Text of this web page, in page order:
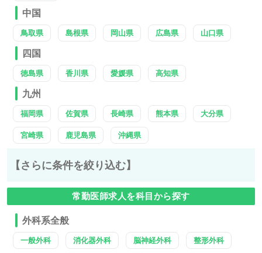
中国
鳥取県 島根県 岡山県 広島県 山口県
四国
徳島県 香川県 愛媛県 高知県
九州
福岡県 佐賀県 長崎県 熊本県 大分県
宮崎県 鹿児島県 沖縄県
【さらに条件を絞り込む】
常勤医師求人を科目から探す
外科系全般
一般外科 消化器外科 脳神経外科 整形外科